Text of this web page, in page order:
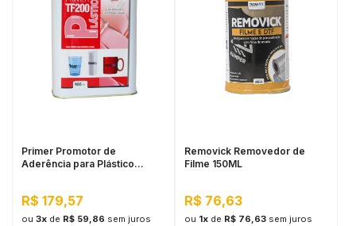
Primer Promotor de
Aderência para Plástico
R$ 179,57
ou 3xde R$ 59,86 sem juros
Removick Removedor de
Filme 150ML
R$ 76,63
ou 1xde R$ 76,63 sem juros